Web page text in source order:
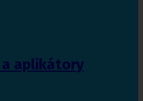
a aplikátory